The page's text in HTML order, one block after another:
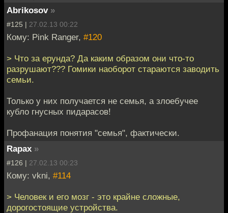
Abrikosov »
#125 | 27.02.13 00:22
Кому: Pink Ranger, #120
> Что за ерунда? Да каким образом они что-то
разрушают??? Гомики наоборот стараются заводить
семьи.
Только у них получается не семья, а злоебучее
кубло гнусных пидарасов!
Профанация понятия "семья", фактически.
Rapax »
#126 | 27.02.13 00:23
Кому: vkni, #114
> Человек и его мозг - это крайне сложные,
дорогостоящие устройства.